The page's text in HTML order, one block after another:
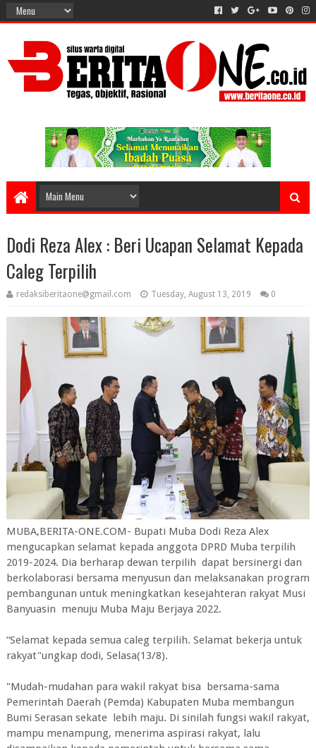
Dodi Reza Alex : Beri Ucapan Selamat Kepada
Caleg Terpilih
redaksiberitaone@gmail.com Tuesday, August 13, 2019 0
MUBA,BERITA-ONE.COM- Bupati Muba Dodi Reza Alex
mengucapkan selamat kepada anggota DPRD Muba terpilih
2019-2024. Dia berharap dewan terpilih dapat bersinergi dan
berkolaborasi bersama menyusun dan melaksanakan program
pembangunan untuk meningkatkan kesejahteran rakyat Musi
Banyuasin menuju Muba Maju Berjaya 2022.
“Selamat kepada semua caleg terpilih. Selamat bekerja untuk
rakyat"ungkap dodi, Selasa(13/8).
"Mudah-mudahan para wakil rakyat bisa bersama-sama
Pemerintah Daerah (Pemda) Kabupaten Muba membangun
Bumi Serasan sekate lebih maju. Di sinilah fungsi wakil rakyat,
mampu menampung, menerima aspirasi rakyat, lalu